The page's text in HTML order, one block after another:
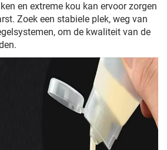
en extreme kou kan ervoor zorgen
Zoek een stabiele plek, weg van
om de kwaliteit van de